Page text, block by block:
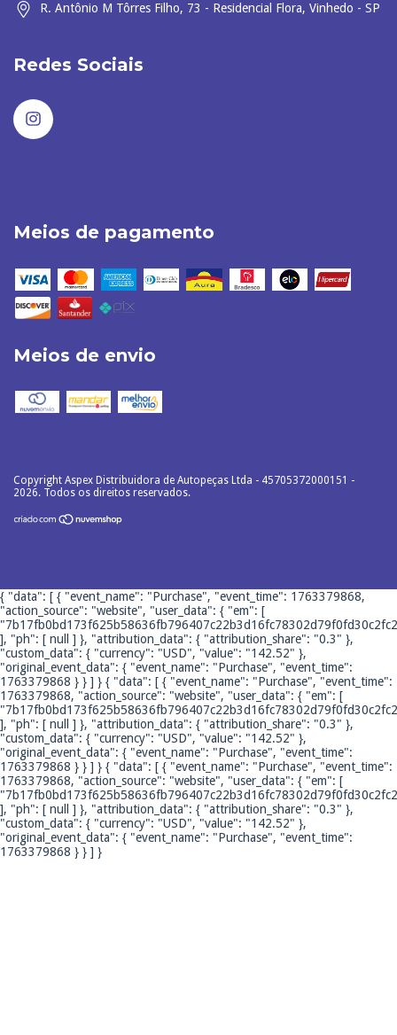
R. Antônio M Tôrres Filho, 73 - Residencial Flora, Vinhedo - SP
Redes Sociais
Meios de pagamento
Meios de envio
Copyright Aspex Distribuidora de Autopeças Ltda - 45705372000151 -
2026. Todos os direitos reservados.
{ "data": [ { "event_name": "Purchase", "event_time": 1763379868,
"action_source": "website", "user_data": { "em": [
], "ph": [ null ] }, "attribution_data": { "attribution_share": "0.3" },
"custom_data": { "currency": "USD", "value": "142.52" },
"original_event_data": { "event_name": "Purchase", "event_time":
1763379868 } } ] } { "data": [ { "event_name": "Purchase", "event_time":
1763379868, "action_source": "website", "user_data": { "em": [
], "ph": [ null ] }, "attribution_data": { "attribution_share": "0.3" },
"custom_data": { "currency": "USD", "value": "142.52" },
"original_event_data": { "event_name": "Purchase", "event_time":
1763379868 } } ] } { "data": [ { "event_name": "Purchase", "event_time":
1763379868, "action_source": "website", "user_data": { "em": [
], "ph": [ null ] }, "attribution_data": { "attribution_share": "0.3" },
"custom_data": { "currency": "USD", "value": "142.52" },
"original_event_data": { "event_name": "Purchase", "event_time":
1763379868 } } ] }